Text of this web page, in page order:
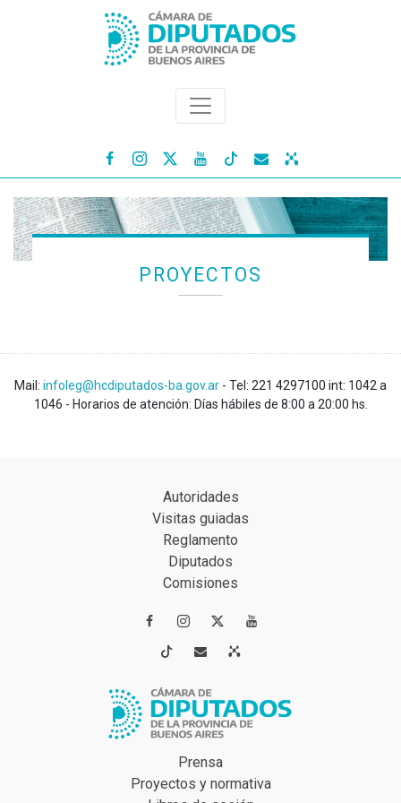
   
PROYECTOS
Mail: infoleg@hcdiputados-ba.gov.ar - Tel: 221 4297100 int: 1042 a
1046 - Horarios de atención: Días hábiles de 8:00 a 20:00 hs.
Autoridades
Visitas guiadas
Reglamento
Diputados
Comisiones
 
 
Prensa
Proyectos y normativa